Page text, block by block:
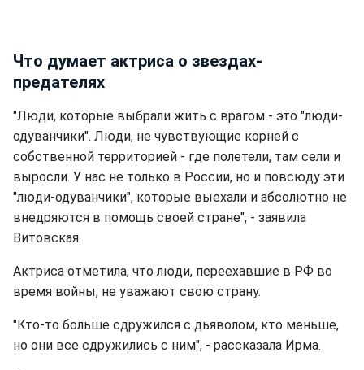
Что думает актриса о звездах-
предателях
"Люди, которые выбрали жить с врагом - это "люди-
одуванчики". Люди, не чувствующие корней с
собственной территорией - где полетели, там сели и
выросли. У нас не только в России, но и повсюду эти
"люди-одуванчики", которые выехали и абсолютно не
внедряются в помощь своей стране", - заявила
Витовская.
Актриса отметила, что люди, переехавшие в РФ во
время войны, не уважают свою страну.
"Кто-то больше сдружился с дьяволом, кто меньше,
но они все сдружились с ним", - рассказала Ирма.